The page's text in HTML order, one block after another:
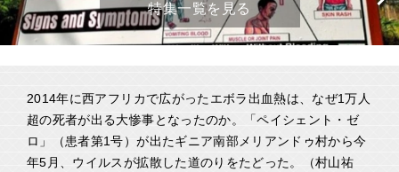
特集一覧を見る
2014年に西アフリカで広がったエボラ出血熱は、なぜ1万人
超の死者が出る大惨事となったのか。「ペイシェント・ゼ
ロ」（患者第1号）が出たギニア南部メリアンドゥ村から今
年5月、ウイルスが拡散した道のりをたどった。（村山祐